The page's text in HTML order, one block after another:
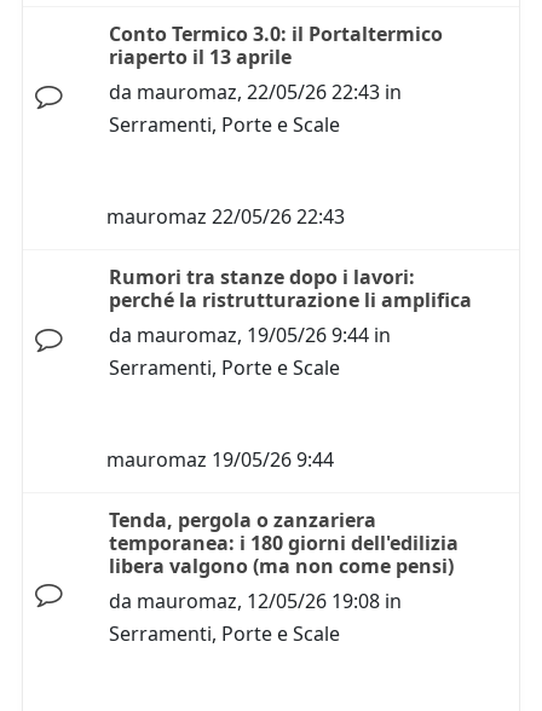
Conto Termico 3.0: il Portaltermico
riaperto il 13 aprile
da mauromaz, 22/05/26 22:43 in
Serramenti, Porte e Scale
mauromaz 22/05/26 22:43
Rumori tra stanze dopo i lavori:
perché la ristrutturazione li amplifica
da mauromaz, 19/05/26 9:44 in
Serramenti, Porte e Scale
mauromaz 19/05/26 9:44
Tenda, pergola o zanzariera
temporanea: i 180 giorni dell'edilizia
libera valgono (ma non come pensi)
da mauromaz, 12/05/26 19:08 in
Serramenti, Porte e Scale